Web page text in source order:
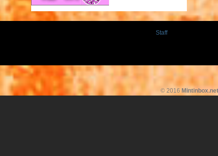
Staff
© 2016 Mintinbox.net